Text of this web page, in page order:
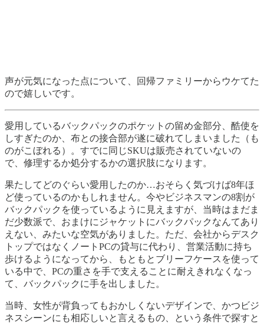
声が元気になった点について、回帰ファミリーからウケてた
ので嬉しいです。
愛用しているバックパックのポケットの留め金部分、酷使を
しすぎたのか、布との接合部が遂に破れてしまいました（も
のがこぼれる）。すでに同じSKUは販売されていないの
で、修理するか処分するかの選択肢になります。
果たしてどのぐらい愛用したのか…おそらく気づけば8年ほ
ど使っているのかもしれません。今やビジネスマンの8割が
バックパックを使っているように見えますが、当時はまだま
だ少数派で、おまけにジャケットにバックパックなんてあり
えない、みたいな空気がありました。ただ、会社からデスク
トップではなくノートPCの貸与に代わり、営業活動に持ち
歩けるようになってから、もともとブリーフケースを使って
いる中で、PCの重さを手で支えることに耐えきれなくなっ
て、バックパックに手を出しました。
当時、女性が背負ってもおかしくないデザインで、かつビジ
ネスシーンにも相応しいと言えるもの、という条件で探すと